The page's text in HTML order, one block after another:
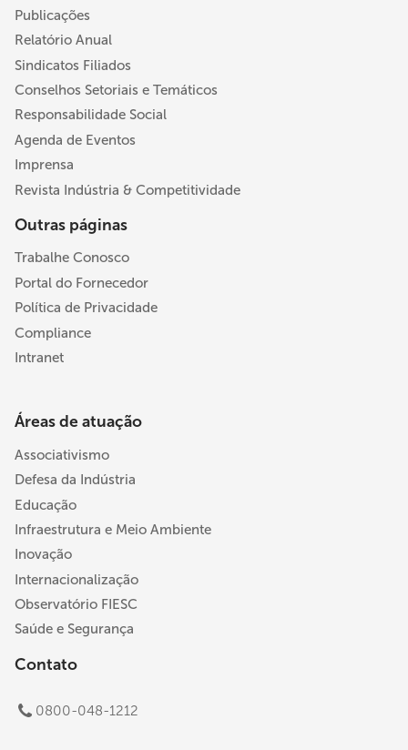
Publicações
Relatório Anual
Sindicatos Filiados
Conselhos Setoriais e Temáticos
Responsabilidade Social
Agenda de Eventos
Imprensa
Revista Indústria & Competitividade
Outras páginas
Trabalhe Conosco
Portal do Fornecedor
Política de Privacidade
Compliance
Intranet
Áreas de atuação
Associativismo
Defesa da Indústria
Educação
Infraestrutura e Meio Ambiente
Inovação
Internacionalização
Observatório FIESC
Saúde e Segurança
Contato
0800-048-1212